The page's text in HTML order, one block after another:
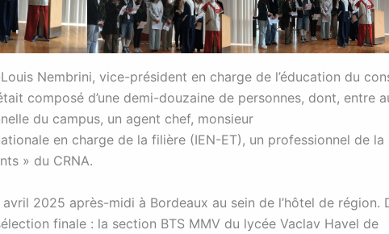
Nembrini, vice-président en charge de l’éducation du
composé d’une demi-douzaine de personnes, dont, entre
du campus, un agent chef, monsieur
en charge de la filière (IEN-ET), un professionnel de la
» du CRNA.
2025 après-midi à Bordeaux au sein de l’hôtel de région.
finale : la section BTS MMV du lycée Vaclav Havel de